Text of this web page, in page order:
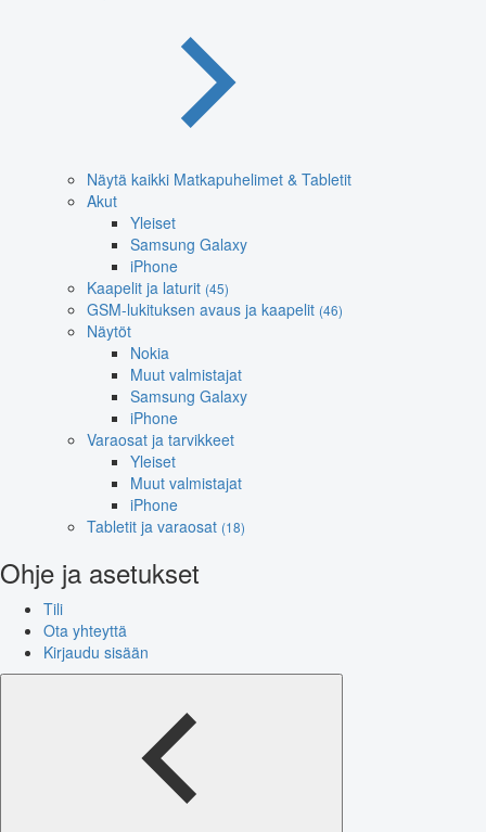
Näytä kaikki Matkapuhelimet & Tabletit
Akut
Yleiset
Samsung Galaxy
iPhone
Kaapelit ja laturit (45)
GSM-lukituksen avaus ja kaapelit (46)
Näytöt
Nokia
Muut valmistajat
Samsung Galaxy
iPhone
Varaosat ja tarvikkeet
Yleiset
Muut valmistajat
iPhone
Tabletit ja varaosat (18)
Ohje ja asetukset
Tili
Ota yhteyttä
Kirjaudu sisään